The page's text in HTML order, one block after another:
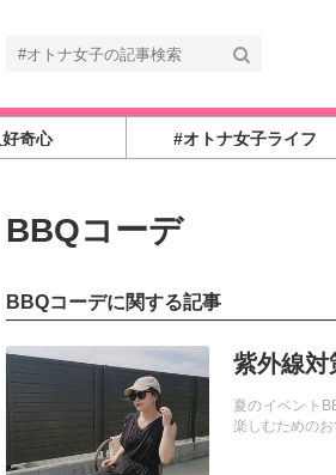
奇心 #オトナ女子ライフ
BBQコーデ
BBQコーデに関する記事
紫外線対
夏のイベント
楽しむための